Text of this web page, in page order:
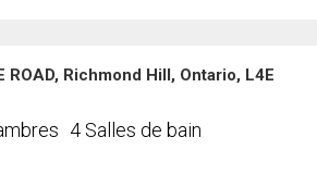
ROAD, Richmond Hill, Ontario, L4E
4 Salles de bain